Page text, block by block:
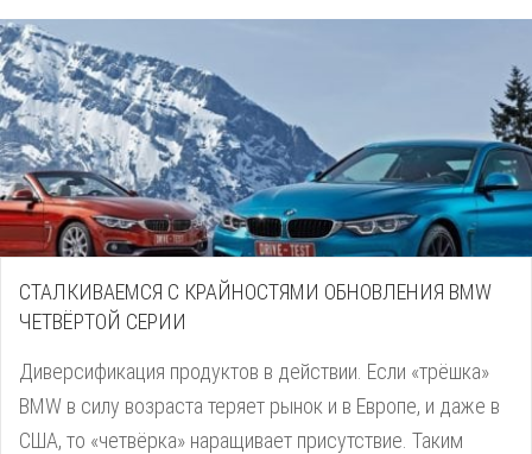
автомобилей и что делать в таких ситуациях? Об услугах
выкупа битых авто можно узнать здесь.
Проблемный автомобиль Многие люди решают купить
новую машину, прежде чем продавать машину, которую
они использовали до сих пор. По этой причине
откладывают размещение соответствующей [...]
СТАЛКИВАЕМСЯ С КРАЙНОСТЯМИ ОБНОВЛЕНИЯ BMW
ЧЕТВЁРТОЙ СЕРИИ
Диверсификация продуктов в действии. Если «трёшка»
BMW в силу возраста теряет рынок и в Европе, и даже в
США, то «четвёрка» наращивает присутствие. Таким